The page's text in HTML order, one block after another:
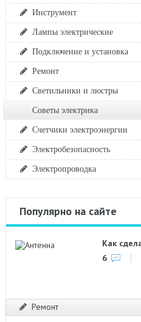
Инструмент
Лампы электрические
Подключение и установка
Ремонт
Светильники и люстры
Советы электрика
Счетчики электроэнергии
Электробезопасность
Электропроводка
Популярно на сайте
Как
6
Ремонт